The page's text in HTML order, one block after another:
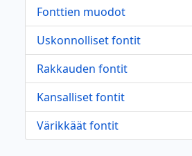
Fonttien muodot
Uskonnolliset fontit
Rakkauden fontit
Kansalliset fontit
Värikkäät fontit